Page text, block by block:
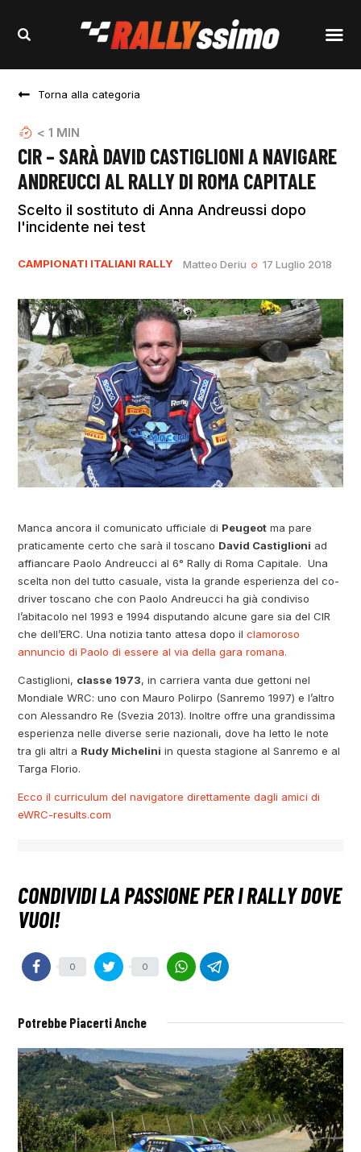
Torna alla categoria
< 1 MIN
CIR – SARÀ DAVID CASTIGLIONI A NAVIGARE
ANDREUCCI AL RALLY DI ROMA CAPITALE
Scelto il sostituto di Anna Andreussi dopo
l'incidente nei test
CAMPIONATI ITALIANI RALLY Matteo Deriu 17 Luglio 2018
Manca ancora il comunicato ufficiale di Peugeot ma pare
praticamente certo che sarà il toscano David Castiglioni ad
affiancare Paolo Andreucci al 6° Rally di Roma Capitale. Una
scelta non del tutto casuale, vista la grande esperienza del co-
driver toscano che con Paolo Andreucci ha già condiviso
l’abitacolo nel 1993 e 1994 disputando alcune gare sia del CIR
che dell’ERC. Una notizia tanto attesa dopo il clamoroso
annuncio di Paolo di essere al via della gara romana.
Castiglioni, classe 1973, in carriera vanta due gettoni nel
Mondiale WRC: uno con Mauro Polirpo (Sanremo 1997) e l’altro
con Alessandro Re (Svezia 2013). Inoltre offre una grandissima
esperienza nelle diverse serie nazionali, dove ha letto le note
tra gli altri a Rudy Michelini in questa stagione al Sanremo e al
Targa Florio.
Ecco il curriculum del navigatore direttamente dagli amici di
eWRC-results.com
0 0
Potrebbe Piacerti Anche